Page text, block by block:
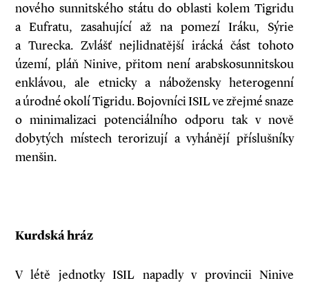
nového sunnitského státu do oblasti kolem Tigridu
a Eufratu, zasahující až na pomezí Iráku, Sýrie
a Turecka. Zvlášť nejlidnatější irácká část tohoto
území, pláň Ninive, přitom není arabsko­sunnitskou
enklávou, ale etnicky a nábožensky heterogenní
a úrodné okolí Tigridu. Bojovníci ISIL ve zřejmé snaze
o minimalizaci potenciálního odporu tak v nově
dobytých místech terorizují a vyhánějí příslušníky
menšin.
Kurdská hráz
V létě jednotky ISIL napadly v provincii Ninive